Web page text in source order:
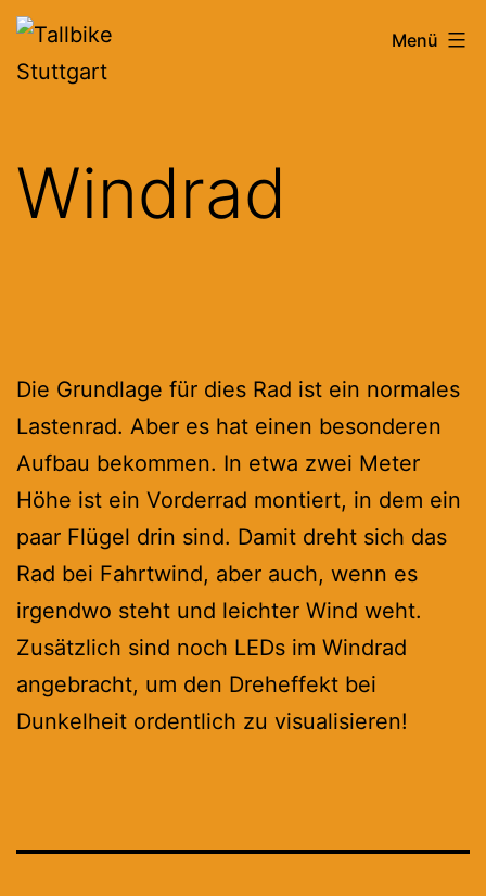
Zum
springen
Tallbike
Stuttgart
Menü
Windrad
Die Grundlage für dies Rad ist ein normales
Lastenrad. Aber es hat einen besonderen
Aufbau bekommen. In etwa zwei Meter
Höhe ist ein Vorderrad montiert, in dem ein
paar Flügel drin sind. Damit dreht sich das
Rad bei Fahrtwind, aber auch, wenn es
irgendwo steht und leichter Wind weht.
Zusätzlich sind noch LEDs im Windrad
angebracht, um den Dreheffekt bei
Dunkelheit ordentlich zu visualisieren!